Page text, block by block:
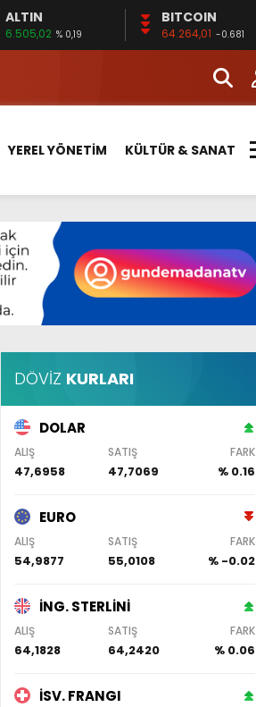
ALTIN
6.505,02 % 0,19
BITCOIN
64.264,01 -0.681
YEREL YÖNETİM KÜLTÜR & SANAT
DÖVİZ KURLARI
DOLAR
ALIŞ SATIŞ FARK
47,6958 47,7069 % 0.16
EURO
ALIŞ SATIŞ FARK
54,9877 55,0108 % -0.02
İNG. STERLİNİ
ALIŞ SATIŞ FARK
64,1828 64,2420 % 0.06
İSV. FRANGI